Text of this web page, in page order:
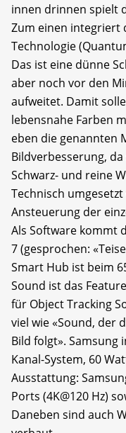
innen drinnen spielt
Zum einen integriert
Technologie
Das ist eine dünne
aber noch vor den
aufweitet. Damit
lebensnahe Farben
eben die genannten
Bildverbesserung,
Schwarz- und reine
Technisch
Ansteuerung der
Als Software kommt
7 (gesprochen:
Smart Hub ist beim
Sound ist das
für Object Tracking
viel wie «Sound, der
Bild folgt». Samsung
Kanal-System, 60
Ausstattung:
Ports (4K@120 Hz)
Daneben sind auch